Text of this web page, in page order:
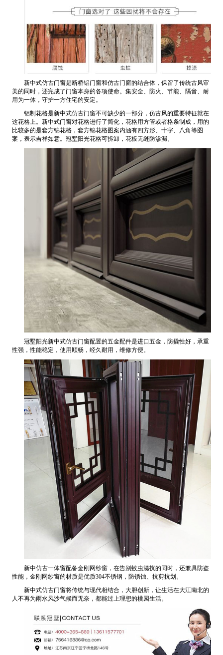
新中式仿古门窗是断桥铝门窗和仿古门窗的结合体，保留了传统古风审
美的同时，还完成了门窗本身的各项使命。集安全、防火、节能、隔音、耐
用为一体，守护一方住宅的安定。
铝制花格是新中式仿古门窗不可缺少的一部分，仿古风的重要特征就在
这花格上。新中式门窗对花格进行了简化，花格用方管或者格条制成，用的
比较多的是套方锦花格，套方锦花格图案内涵有四方形、十字、八角等图
案，表示吉祥如意。冠墅阳光花格可拆卸，花板无缝防渗漏。
冠墅阳光新中式仿古门窗配置的五金配件是进口五金，防撬性好，承重
性强，性能稳定，使用顺畅，经久耐用，维修方便。
新中仿古一体窗配备金刚网纱窗，在告别蚊虫滋扰的同时，还兼具防盗
性能，金刚网纱窗的材质是优质304不锈钢，防锈蚀、抗剪抗划。
新中式仿古门窗将传统与现代相结合，大胆创新，让生活在大江南北的
人不再为雨水风沙气候而无奈，都能过上理想的桃园生活。